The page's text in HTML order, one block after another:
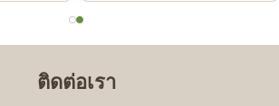
ติดต่อเรา